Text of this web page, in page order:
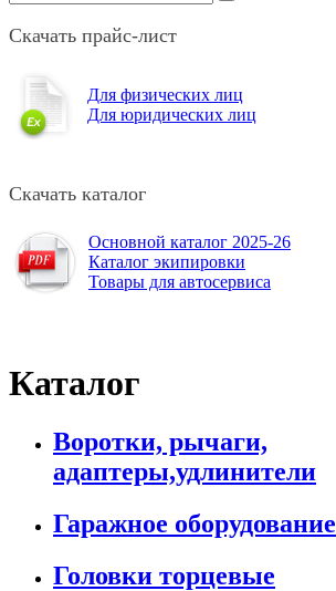
Скачать прайс-лист
Для физических лиц
Для юридических лиц
Скачать каталог
Основной каталог 2025-26
Каталог экипировки
Товары для автосервиса
Каталог
Воротки, рычаги,
адаптеры,удлинители
Гаражное оборудование
Головки торцевые